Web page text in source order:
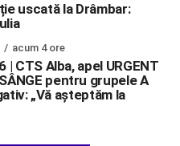
uscată la Drâmbar:
acum 4 ore
| CTS Alba, apel URGENT
SÂNGE pentru grupele A
„Vă așteptăm la